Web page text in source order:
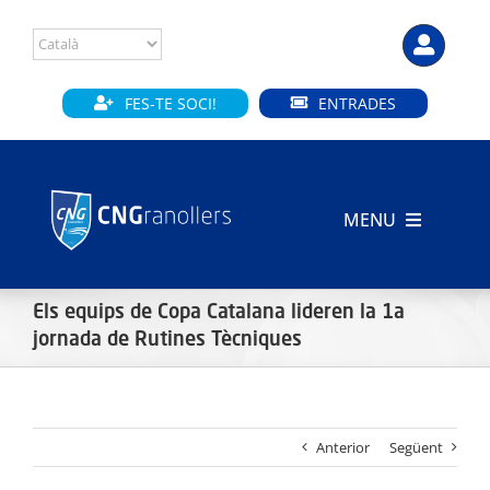
content
FES-TE SOCI! ENTRADES
MENU
CLUB
Els equips de Copa Catalana lideren la 1a
jornada de Rutines Tècniques
Anterior Següent